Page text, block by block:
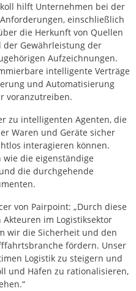
hilft Unternehmen bei der
einschließlich
die Herkunft von Quellen
Gewährleistung der
Aufzeichnungen.
intelligente Verträge
und Automatisierung
voranzutreiben.
zu intelligenten Agenten, die
Waren und Geräte sicher
interagieren können.
die eigenständige
die durchgehende
von Pairpoint: „Durch diese
im Logistiksektor
wir die Sicherheit und den
fördern. Unser
Logistik zu steigern und
und Häfen zu rationalisieren,